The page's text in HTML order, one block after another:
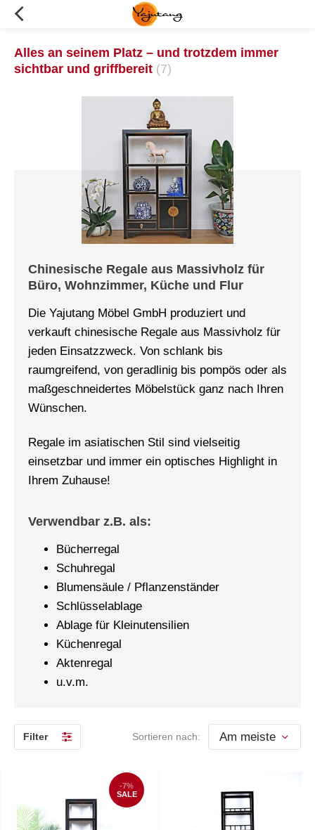
Alles an seinem Platz – und trotzdem immer
sichtbar und griffbereit (7)
Chinesische Regale aus Massivholz für
Büro, Wohnzimmer, Küche und Flur
Die Yajutang Möbel GmbH produziert und
verkauft chinesische Regale aus Massivholz für
jeden Einsatzzweck. Von schlank bis
raumgreifend, von geradlinig bis pompös oder als
maßgeschneidertes Möbelstück ganz nach Ihren
Wünschen.
Regale im asiatischen Stil sind vielseitig
einsetzbar und immer ein optisches Highlight in
Ihrem Zuhause!
Verwendbar z.B. als:
Bücherregal
Schuhregal
Blumensäule / Pflanzenständer
Schlüsselablage
Ablage für Kleinutensilien
Küchenregal
Aktenregal
u.v.m.
Filter Sortieren nach:
-7%
SALE